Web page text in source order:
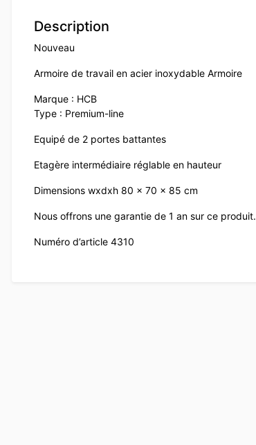
Description
Nouveau
Armoire de travail en acier inoxydable Armoire
Marque : HCB
Type : Premium-line
Equipé de 2 portes battantes
Etagère intermédiaire réglable en hauteur
Dimensions wxdxh 80 x 70 x 85 cm
Nous offrons une garantie de 1 an sur ce produit.
Numéro d’article 4310